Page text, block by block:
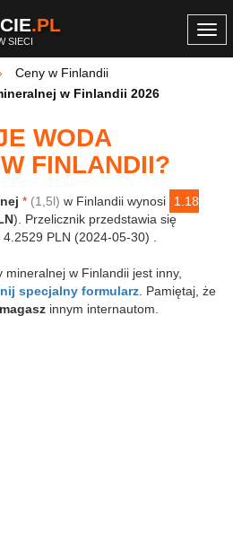
.PL
SIECI
Ceny w Finlandii
w Finlandii 2026
WODA
FINLANDII?
* (1,5l) w Finlandii wynosi
1.18
). Przelicznik przedstawia się
PLN (2024-05-30) .
w Finlandii jest inny,
specjalny formularz . Pamiętaj, że
innym internautom.